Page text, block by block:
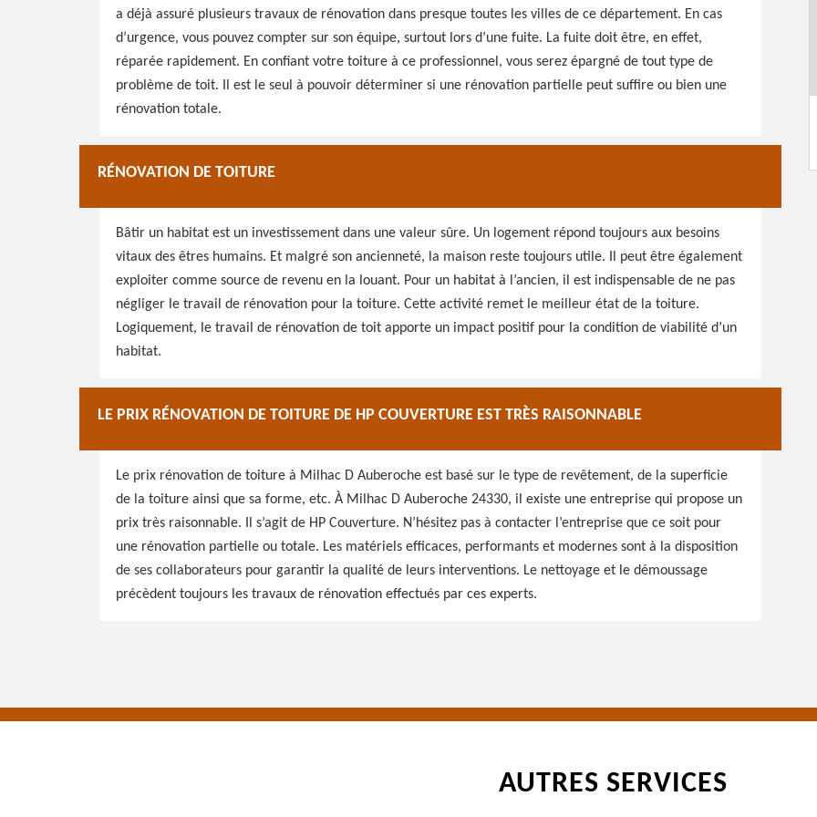
a déjà assuré plusieurs travaux de rénovation dans presque toutes les villes de ce département. En cas
d’urgence, vous pouvez compter sur son équipe, surtout lors d’une fuite. La fuite doit être, en effet,
réparée rapidement. En confiant votre toiture à ce professionnel, vous serez épargné de tout type de
problème de toit. Il est le seul à pouvoir déterminer si une rénovation partielle peut suffire ou bien une
rénovation totale.
RÉNOVATION DE TOITURE
Bâtir un habitat est un investissement dans une valeur sûre. Un logement répond toujours aux besoins
vitaux des êtres humains. Et malgré son ancienneté, la maison reste toujours utile. Il peut être également
exploiter comme source de revenu en la louant. Pour un habitat à l’ancien, il est indispensable de ne pas
négliger le travail de rénovation pour la toiture. Cette activité remet le meilleur état de la toiture.
Logiquement, le travail de rénovation de toit apporte un impact positif pour la condition de viabilité d’un
habitat.
LE PRIX RÉNOVATION DE TOITURE DE HP COUVERTURE EST TRÈS RAISONNABLE
Le prix rénovation de toiture à Milhac D Auberoche est basé sur le type de revêtement, de la superficie
de la toiture ainsi que sa forme, etc. À Milhac D Auberoche 24330, il existe une entreprise qui propose un
prix très raisonnable. Il s’agit de HP Couverture. N’hésitez pas à contacter l’entreprise que ce soit pour
une rénovation partielle ou totale. Les matériels efficaces, performants et modernes sont à la disposition
de ses collaborateurs pour garantir la qualité de leurs interventions. Le nettoyage et le démoussage
précèdent toujours les travaux de rénovation effectués par ces experts.
AUTRES SERVICES